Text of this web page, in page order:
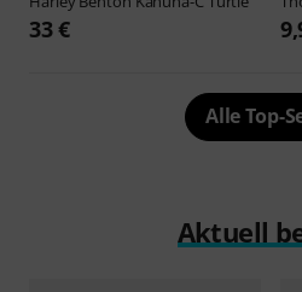
33 €
Alle Top-
Aktuell